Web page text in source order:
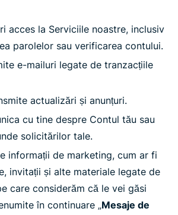
acces la Serviciile noastre, inclusiv
parolelor sau verificarea contului.
e-mailuri legate de tranzacțiile
actualizări și anunțuri.
cu tine despre Contul tău sau
solicitărilor tale.
informații de marketing, cum ar fi
invitații și alte materiale legate de
care considerăm că le vei găsi
în continuare „Mesaje de